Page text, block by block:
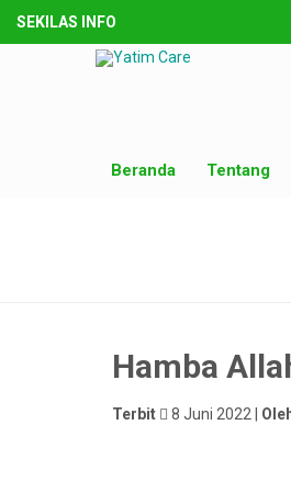
SEKILAS INFO
Beranda Tentang
Hamba
Terbit 8 Juni 2022 |